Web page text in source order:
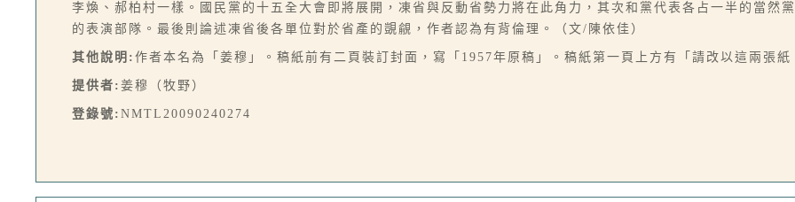
李煥、郝柏村一樣。國民黨的十五全大會即將展開，凍省與反動省勢力將在此角力，其次和黨代表各占一半的當然
的表演部隊。最後則論述凍省後各單位對於省產的覬覦，作者認為有背倫理。（文/陳依佳）
其他說明: 作者本名為「姜穆」。稿紙前有二頁裝訂封面，寫「1957年原稿」。稿紙第一頁上方有「請改以這兩張
提供者: 姜穆（牧野）
登錄號: NMTL20090240274